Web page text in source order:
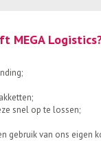
MEGA
snel op te lossen;
gebruik van ons eigen